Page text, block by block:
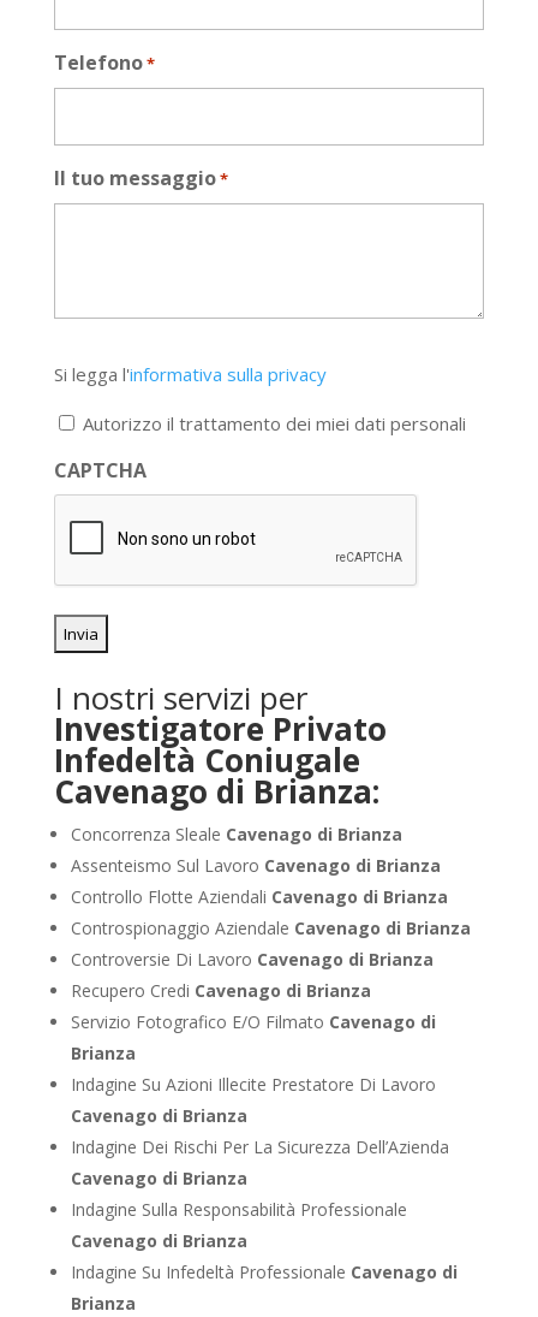
Telefono*
Il tuo messaggio*
legga
l'informativa
privacy
*
Si legga l'informativa sulla privacy
Autorizzo il trattamento dei miei dati personali
CAPTCHA
I nostri servizi per
Investigatore Privato
Infedeltà Coniugale
Cavenago di Brianza:
Concorrenza Sleale Cavenago di Brianza
Assenteismo Sul Lavoro Cavenago di Brianza
Controllo Flotte Aziendali Cavenago di Brianza
Controspionaggio Aziendale Cavenago di Brianza
Controversie Di Lavoro Cavenago di Brianza
Recupero Credi Cavenago di Brianza
Servizio Fotografico E/O Filmato Cavenago di
Brianza
Indagine Su Azioni Illecite Prestatore Di Lavoro
Cavenago di Brianza
Indagine Dei Rischi Per La Sicurezza Dell’Azienda
Cavenago di Brianza
Indagine Sulla Responsabilità Professionale
Cavenago di Brianza
Indagine Su Infedeltà Professionale Cavenago di
Brianza